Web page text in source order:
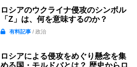
ロシアのウクライナ侵攻のシンボル
「Z」は、何を意味するのか？
有料記事/ 政治
ロシアによる侵攻をめぐり懸念を集
める国・モルドバとは？ 歴史からロ